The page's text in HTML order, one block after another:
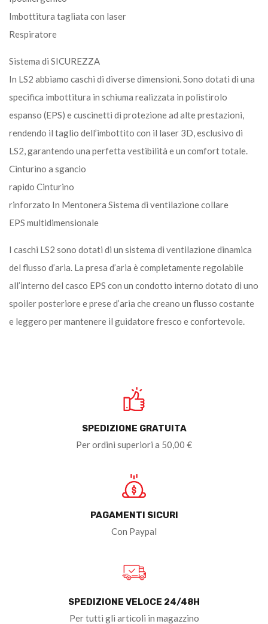
Imbottitura tagliata con laser
Respiratore
Sistema di SICUREZZA
In LS2 abbiamo caschi di diverse dimensioni. Sono dotati di una
specifica imbottitura in schiuma realizzata in polistirolo
espanso (EPS) e cuscinetti di protezione ad alte prestazioni,
rendendo il taglio dell’imbottito con il laser 3D, esclusivo di
LS2, garantendo una perfetta vestibilità e un comfort totale.
Cinturino a sgancio
rapido Cinturino
rinforzato In Mentonera Sistema di ventilazione collare
EPS multidimensionale
I caschi LS2 sono dotati di un sistema di ventilazione dinamica
del flusso d’aria. La presa d’aria è completamente regolabile
all’interno del casco EPS con un condotto interno dotato di uno
spoiler posteriore e prese d’aria che creano un flusso costante
e leggero per mantenere il guidatore fresco e confortevole.
SPEDIZIONE GRATUITA
Per ordini superiori a 50,00 €
PAGAMENTI SICURI
Con Paypal
SPEDIZIONE VELOCE 24/48H
Per tutti gli articoli in magazzino